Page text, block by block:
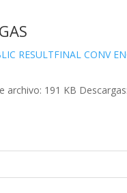
RESULTFINAL CONV
archivo: 191 KB Descargas: